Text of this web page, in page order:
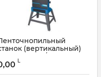
(вертикальный)
347 mm 0509/340
L